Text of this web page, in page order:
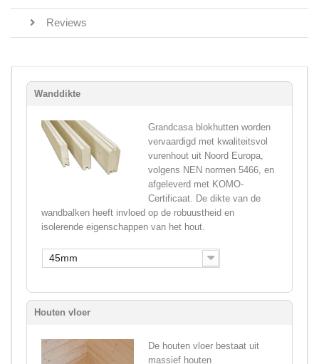
Reviews
Wanddikte
Grandcasa blokhutten worden
vervaardigd met kwaliteitsvol
vurenhout uit Noord Europa,
volgens NEN normen 5466, en
afgeleverd met KOMO-
Certificaat. De dikte van de
wandbalken heeft invloed op de robuustheid en
isolerende eigenschappen van het hout.
45mm
Houten vloer
De houten vloer bestaat uit
massief houten